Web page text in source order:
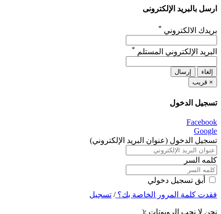
ارسل بالبريد الإلكترونى
بريدك الالكتروني *
البريد الإلكتروني المستلم *
إلغاء
إرسال
× قريب
تسجيل الدخول
Facebook
Google
تسجيل الدخول (عنوان البريد الإلكتروني)
كلمه السر
أبق تسجيل دخولي
فقدت كلمة المرور الخاصة بك؟/ تسجيل
نحن لا نحب الروبوتات :(